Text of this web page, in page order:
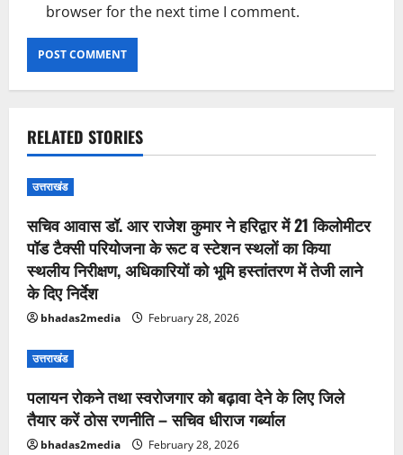
browser for the next time I comment.
RELATED STORIES
उत्तराखंड
सचिव आवास डॉ. आर राजेश कुमार ने हरिद्वार में 21 किलोमीटर
पॉड टैक्सी परियोजना के रूट व स्टेशन स्थलों का किया
स्थलीय निरीक्षण, अधिकारियों को भूमि हस्तांतरण में तेजी लाने
के दिए निर्देश
bhadas2media February 28, 2026
उत्तराखंड
पलायन रोकने तथा स्वरोजगार को बढ़ावा देने के लिए जिले
तैयार करें ठोस रणनीति – सचिव धीराज गर्ब्याल
bhadas2media February 28, 2026